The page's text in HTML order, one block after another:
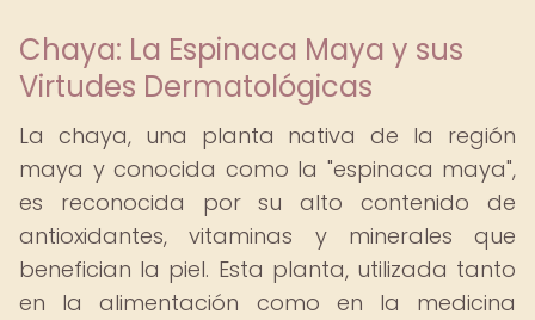
Chaya: La Espinaca Maya y sus
Virtudes Dermatológicas
La chaya, una planta nativa de la región
maya y conocida como la "espinaca maya",
es reconocida por su alto contenido de
antioxidantes, vitaminas y minerales que
benefician la piel. Esta planta, utilizada tanto
en la alimentación como en la medicina